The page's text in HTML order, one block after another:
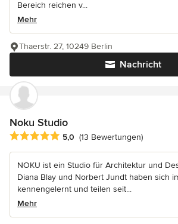
Bereich reichen v...
Mehr
Nachricht
Thaerstr. 27, 10249 Berlin
Noku Studio
Durchschnittliche Bewertung: 5 von 5
5,0 (13 Bewertungen)
NOKU ist ein Studio für Architektur und
Diana Blay und Norbert Jundt haben sich
kennengelernt und teilen seit...
Mehr